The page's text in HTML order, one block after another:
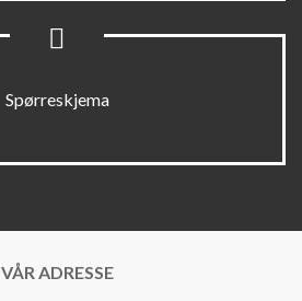
Spørreskjema
VÅR ADRESSE